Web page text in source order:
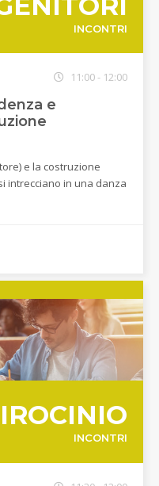
INCONTRI
11:00 - 12:00
e
e la costruzione
intrecciano in una danza
INCONTRI